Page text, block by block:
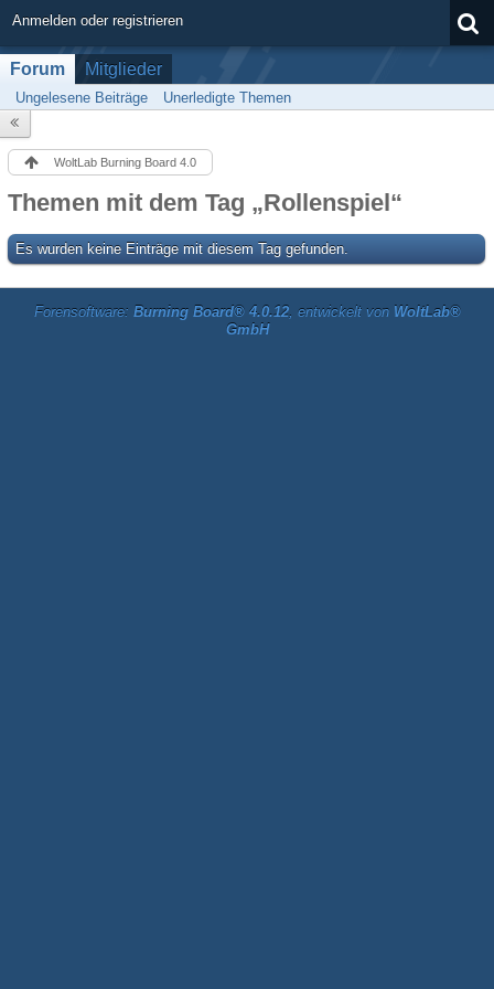
Anmelden oder registrieren
Forum Mitglieder
Ungelesene Beiträge Unerledigte Themen
WoltLab Burning Board 4.0
Themen mit dem Tag „Rollenspiel“
Es wurden keine Einträge mit diesem Tag gefunden.
Forensoftware: Burning Board® 4.0.12, entwickelt von WoltLab®
GmbH